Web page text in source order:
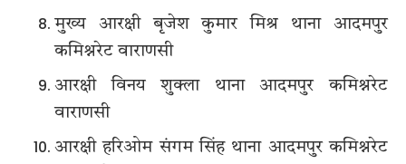
मुख्य आरक्षी बृजेश कुमार मिश्र थाना आदमपुर
कमिश्नरेट वाराणसी
आरक्षी विनय शुक्ला थाना आदमपुर कमिश्नरेट
वाराणसी
आरक्षी हरिओम संगम सिंह थाना आदमपुर कमिश्नरेट